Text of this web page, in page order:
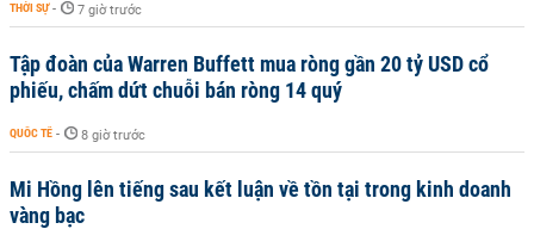
THỜI SỰ - 7 giờ trước
Tập đoàn của Warren Buffett mua ròng gần 20 tỷ USD cổ
phiếu, chấm dứt chuỗi bán ròng 14 quý
QUỐC TẾ - 8 giờ trước
Mi Hồng lên tiếng sau kết luận về tồn tại trong kinh doanh
vàng bạc